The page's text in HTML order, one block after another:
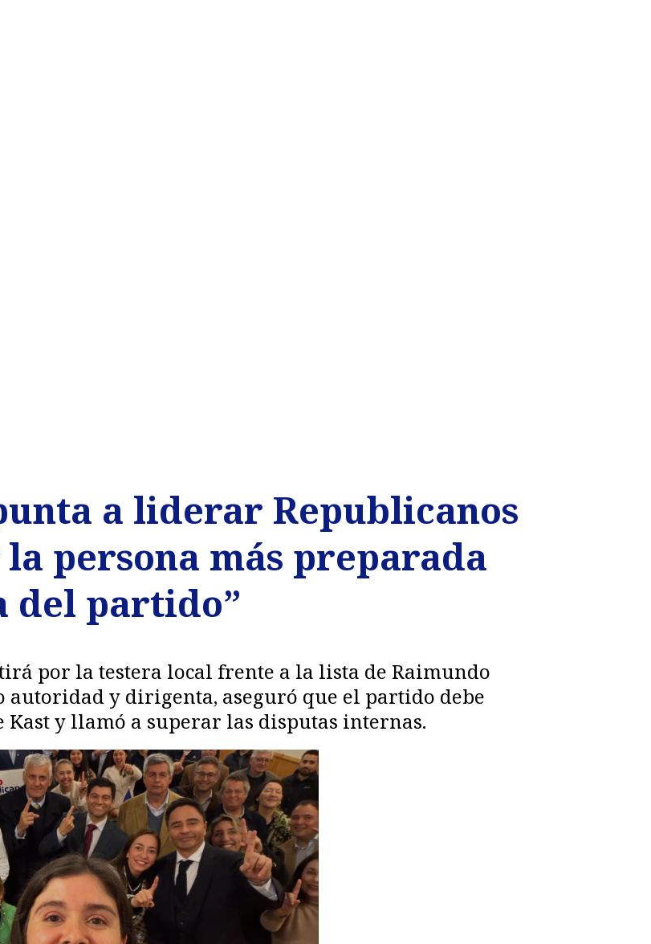
a liderar Republicanos
la persona más preparada
del partido”
por la testera local frente a la lista de Raimundo
autoridad y dirigenta, aseguró que el partido debe
Kast y llamó a superar las disputas internas.